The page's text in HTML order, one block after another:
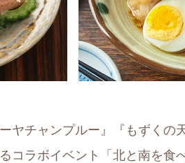
ヤチャンプルー』『もずくの
コラボイベント「北と南を食